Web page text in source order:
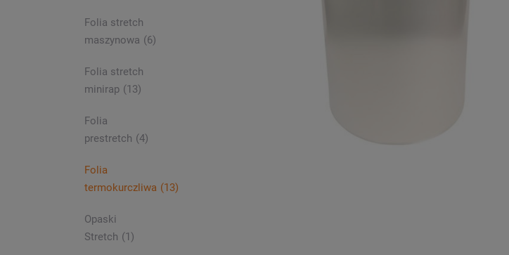
Folia stretch
maszynowa (6)
Folia stretch
minirap (13)
Folia
prestretch (4)
Folia
termokurczliwa (13)
Opaski
Stretch (1)